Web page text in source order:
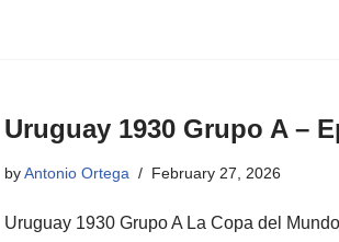
Uruguay 1930 Grupo A –
byAntonio Ortega February 27, 2026
Uruguay 1930 Grupo A La Copa del